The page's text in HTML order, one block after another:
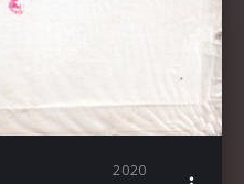
2020